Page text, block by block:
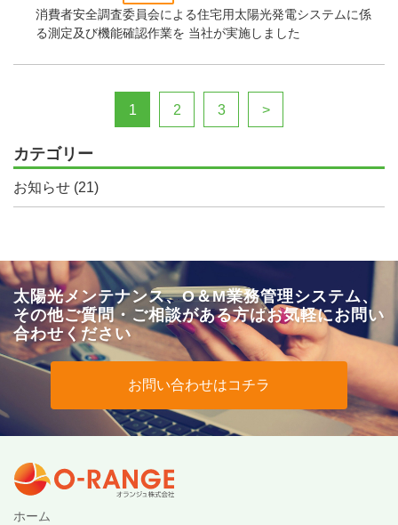
消費者安全調査委員会による住宅用太陽光発電システムに係
る測定及び機能確認作業を 当社が実施しました
投稿ナビゲーション
1 2 3 >
カテゴリー
お知らせ (21)
太陽光メンテナンス、O＆M業務管理システム、
その他ご質問・ご相談がある方はお気軽にお問い
合わせください
お問い合わせはコチラ
ホーム